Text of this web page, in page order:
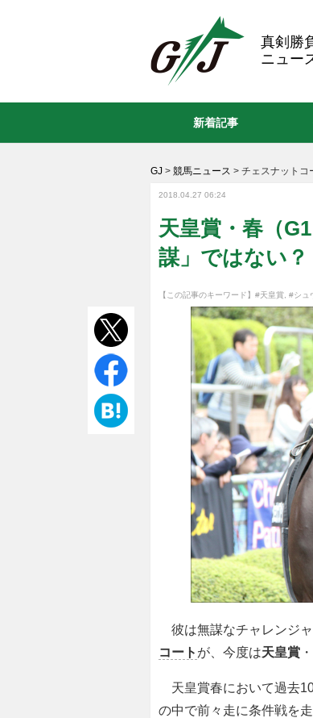
真剣勝
ニュー
GJ > 競馬ニュース > チェスナットコ
2018.04.27 06:24
天皇賞・春（
謀」ではない
【この記事のキーワード】 #天皇賞 #シュ
彼は無謀なチャレンジ
コート が、今度は天皇賞
天皇賞春において過去
の中で前々走に条件戦を
新着記事